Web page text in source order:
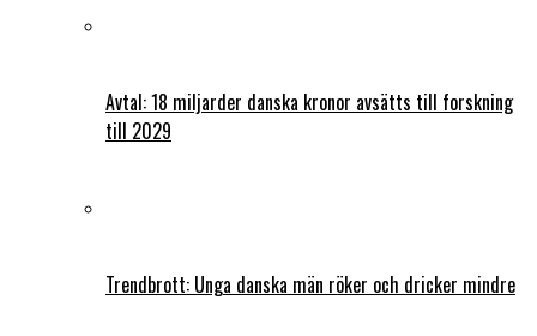
Avtal: 18 miljarder danska kronor avsätts till forskning
till 2029
Trendbrott: Unga danska män röker och dricker mindre